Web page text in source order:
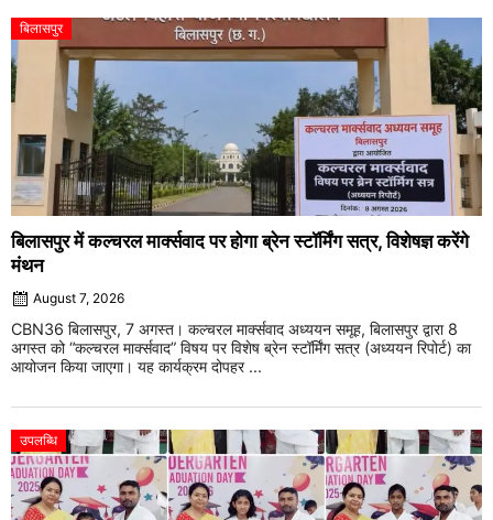
बिलासपुर
बिलासपुर में कल्चरल मार्क्सवाद पर होगा ब्रेन स्टॉर्मिंग सत्र, विशेषज्ञ करेंगे
मंथन
August 7, 2026
CBN36 बिलासपुर, 7 अगस्त। कल्चरल मार्क्सवाद अध्ययन समूह, बिलासपुर द्वारा 8
अगस्त को “कल्चरल मार्क्सवाद” विषय पर विशेष ब्रेन स्टॉर्मिंग सत्र (अध्ययन रिपोर्ट) का
आयोजन किया जाएगा। यह कार्यक्रम दोपहर ...
उपलब्धि